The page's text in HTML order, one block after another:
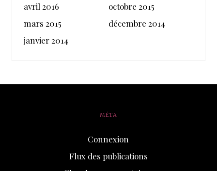
avril 2016
octobre 2015
mars 2015
décembre 2014
janvier 2014
MÉTA
Connexion
Flux des publications